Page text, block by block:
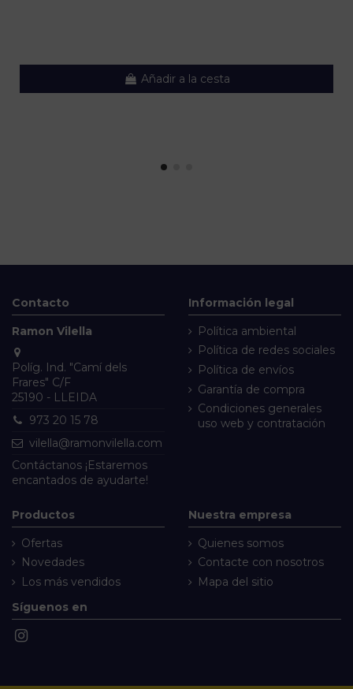
Añadir a la cesta
Contacto
Ramon Vilella
Políg. Ind. "Camí dels
Frares" C/F
25190 - LLEIDA
973 20 15 78
vilella@ramonvilella.com
Contáctanos ¡Estaremos
encantados de ayudarte!
Información legal
Política ambiental
Política de redes sociales
Política de envíos
Garantía de compra
Condiciones generales
uso web y contratación
Productos
Ofertas
Novedades
Los más vendidos
Nuestra empresa
Quienes somos
Contacte con nosotros
Mapa del sitio
Síguenos en